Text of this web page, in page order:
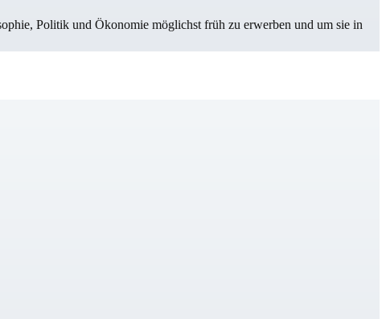
Politik und Öko­no­mie möglichst früh zu erwerben und um sie in